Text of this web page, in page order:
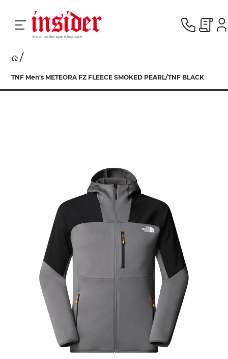
KINDER
ZUBEHÖR
VERLEIH
TNF Men's METEORA FZ FLEECE SMOKED PEARL/TNF BLACK